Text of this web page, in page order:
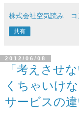
株式会社空気読み コ
共有
2012/06/08
「考えさせ
くちゃいけ
サービスの